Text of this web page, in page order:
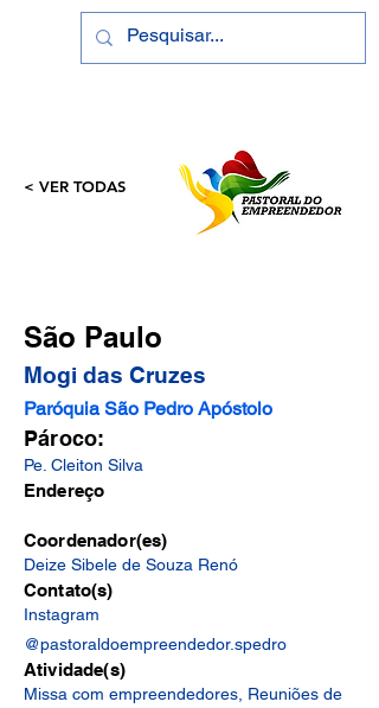
< VER TODAS
São Paulo
Mogi das Cruzes
Paróquia São Pedro Apóstolo
Pároco:
Pe. Cleiton Silva
Endereço
Coordenador(es)
Deize Sibele de Souza Renó
Contato(s)
Instagram
@pastoraldoempreendedor.spedro
Atividade(s)
Missa com empreendedores, Reuniões de